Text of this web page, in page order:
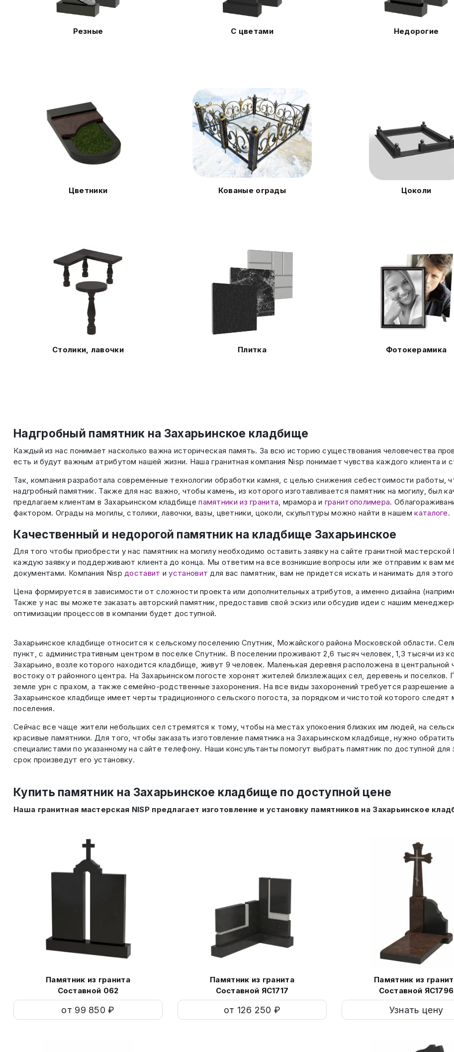
Резные С цветами Недорогие
Цветники Кованые ограды Цоколи
Столики, лавочки Плитка Фотокерамика
Надгробный памятник на Захарьинское кладбище
Каждый из нас понимает насколько важна историческая память. За всю историю существования человечества
есть и будут важным атрибутом нашей жизни. Наша гранитная компания Nisp понимает чувства каждого клиента и
Так, компания разработала современные технологии обработки камня, с целью снижения себестоимости работы,
надгробный памятник. Также для нас важно, чтобы камень, из которого изготавливается памятник на могилу, был
предлагаем клиентам в Захарьинском кладбищепамятники из гранита , мрамора и гранитополимера.
фактором. Ограды на могилы, столики, лавочки, вазы, цветники, цоколи, скульптуры можно найти в нашемкаталоге.
Качественный и недорогой памятник на кладбище Захарьинское
Для того чтобы приобрести у нас памятник на могилу необходимо оставить заявку на сайте гранитной
каждую заявку и поддерживают клиента до конца. Мы ответим на все возникшие вопросы или же отправим к вам
документами. Компания Nispдоставит иустановит для вас памятник, вам не придется искать и нанимать для
Цена формируется в зависимости от сложности проекта или дополнительных атрибутов, а именно дизайна
Также у нас вы можете заказать авторский памятник, предоставив свой эскиз или обсудив идеи с нашим
оптимизации процессов в компании будет доступной.
Захарьинское кладбище относится к сельскому поселению Спутник, Можайского района Московской области.
пункт, с административным центром в поселке Спутник. В поселении проживают 2,6 тысяч человек, 1,3 тысячи из
Захарьино, возле которого находится кладбище, живут 9 человек. Маленькая деревня расположена в
востоку от районного центра. На Захарьинском погосте хоронят жителей близлежащих сел, деревень и
земле урн с прахом, а также семейно-родственные захоронения. На все виды захоронений требуется разрешение
Захарьинское кладбище имеет черты традиционного сельского погоста, за порядком и чистотой которого
поселения.
Сейчас все чаще жители небольших сел стремятся к тому, чтобы на местах упокоения близких им людей, на
красивые памятники. Для того, чтобы заказать изготовление памятника на Захарьинском кладбище, нужно
специалистами по указанному на сайте телефону. Наши консультанты помогут выбрать памятник по доступной
срок произведут его установку.
Купить памятник на Захарьинское кладбище по доступной цене
Наша гранитная мастерская NISP предлагает изготовление и установку памятников на Захарьинское
Памятник из гранита
Составной 062
от 99 850 ₽
Памятник из гранита
Составной ЯС1717
от 126 250 ₽
Памятник из
Составной ЯС1796
Узнать цену